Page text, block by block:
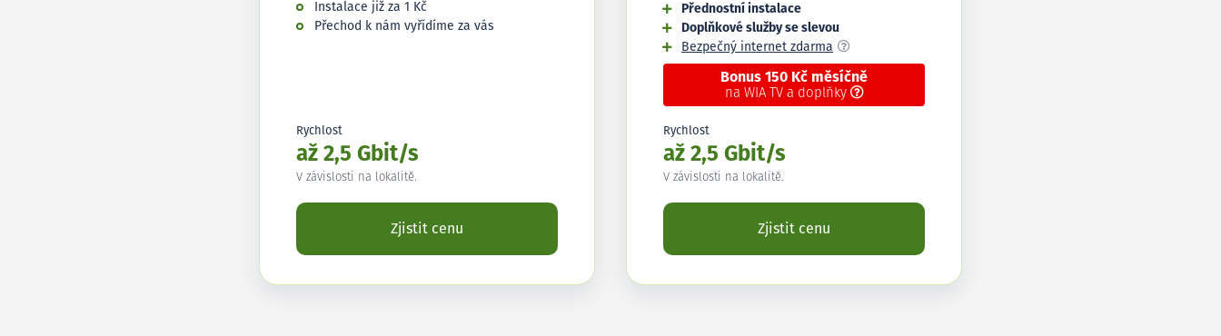
Instalace již za 1 Kč
Přechod k nám vyřídíme za vás
Rychlost
až 2,5 Gbit/s
V závislosti na lokalitě.
Zjistit cenu
Přednostní instalace
Doplňkové služby se slevou
Bezpečný internet zdarma
Bonus 150 Kč měsíčně
na WIA TV a doplňky
Rychlost
až 2,5 Gbit/s
V závislosti na lokalitě.
Zjistit cenu